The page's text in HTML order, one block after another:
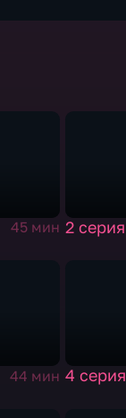
45 мин 2 серия
44 мин 4 серия